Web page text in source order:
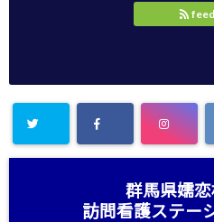
群馬県嬬
訪問看護ステー